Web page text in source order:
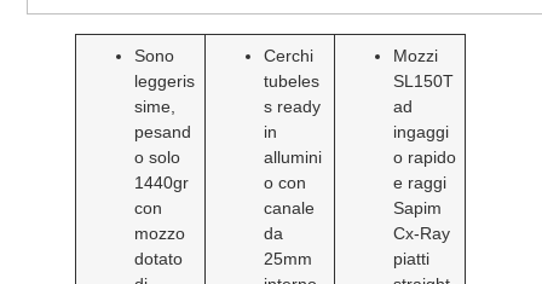
Sono
leggeris
sime,
pesand
o solo
1440gr
con
mozzo
dotato
Cerchi
tubeles
s ready
in
allumini
o con
canale
da
25mm
Mozzi
SL150T
ad
ingaggi
o rapido
e raggi
Sapim
Cx-Ray
piatti